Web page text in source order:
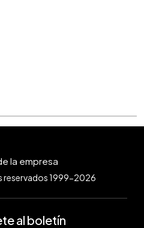
reservados 1999-2026
al boletín